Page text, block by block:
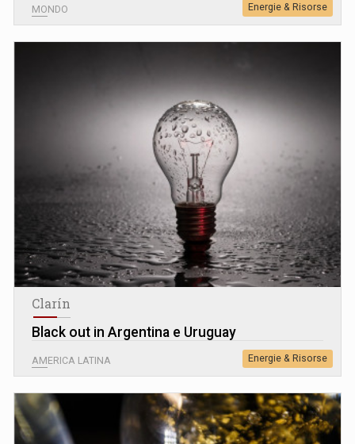
MONDO Energie & Risorse
Clarín
Black out in Argentina e Uruguay
AMERICA LATINA Energie & Risorse